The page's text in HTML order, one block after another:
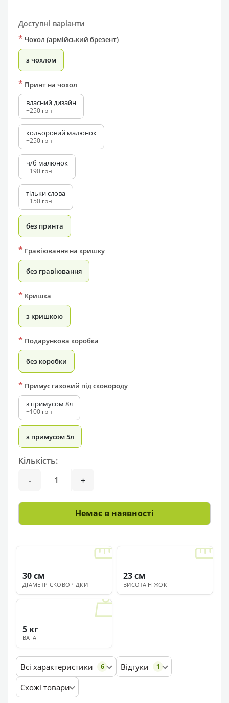
Доступні варіанти
* Чохол (армійський брезент)
з чохлом
* Принт на чохол
власний дизайн
+250 грн
кольоровий малюнок
+250 грн
ч/б малюнок
+190 грн
тільки слова
+150 грн
без принта
* Гравіювання на кришку
без гравіювання
* Кришка
з кришкою
* Подарункова коробка
без коробки
* Примус газовий під сковороду
з примусом 8л
+100 грн
з примусом 5л
Кількість:
-
+
Немає в наявності
ДІАМЕТР СКОВОРІДКИ
30 см
ВИСОТА НІЖОК
23 см
ВАГА
5 кг
Всі характеристики 6 Відгуки 1
Схожі товари